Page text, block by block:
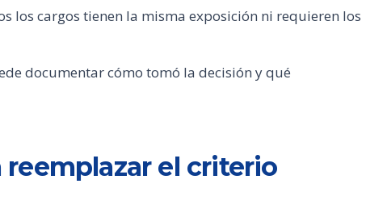
los cargos tienen la misma exposición ni requieren los
documentar cómo tomó la decisión y qué
el criterio